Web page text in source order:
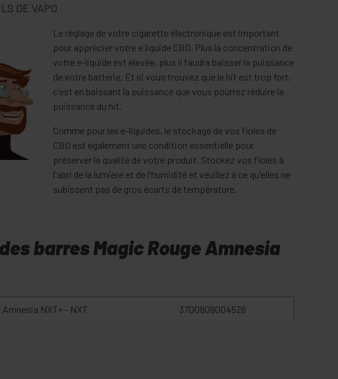
DE VAPO
Le règlage de votre cigarette électronique est important
pour apprécier votre e liquide CBD. Plus la concentration de
votre e-liquide est élevée, plus il faudra baisser la puissance
de votre batterie. Et si vous trouvez que le hit est trop fort,
c'est en baissant la puissance que vous pourrez réduire la
puissance du hit.
Comme pour les e-liquides, le stockage de vos fioles de
CBD est également une condition essentielle pour
préserver la qualité de votre produit. Stockez vos fioles à
l'abri de la lumière et de l'humidité et veuillez à ce qu'elles ne
subissent pas de gros écarts de température.
barres Magic Rouge Amnesia
Amnesia NXT+ - NXT 3700809004526